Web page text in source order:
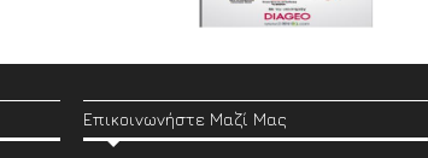
Επικοινωνήστε Μαζί Μας